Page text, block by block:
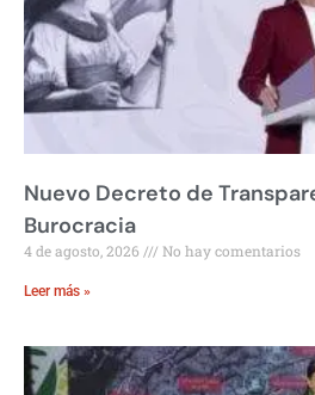
Nuevo Decreto de
Burocracia
4 de agosto, 2026 No hay comentarios
Leer más »